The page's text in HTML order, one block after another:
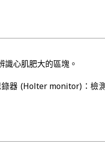
心肌肥大的區塊。
器 (Holter monitor)：檢